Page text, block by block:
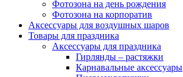
Фотозона на день рождения
Фотозона на корпоратив
Аксессуары для воздушных шаров
Товары для праздника
Аксессуары для праздника
Гирлянды – растяжки
Карнавальные аксессуары